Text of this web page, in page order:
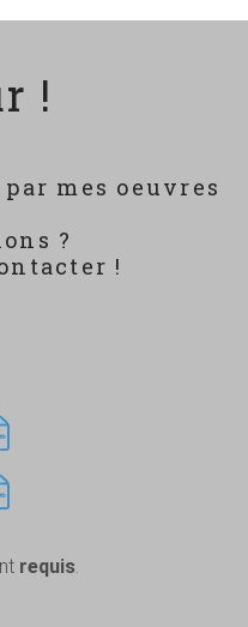
!
mes oeuvres
?
!
requis.